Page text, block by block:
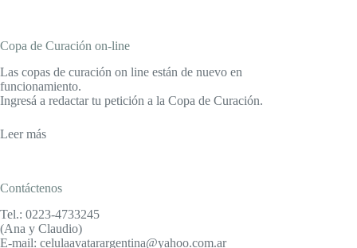
Copa de Curación on-line
Las copas de curación on line están de nuevo en
funcionamiento.
Ingresá a redactar tu petición a la Copa de Curación.
Leer más
Contáctenos
Tel.: 0223-4733245
(Ana y Claudio)
E-mail: celulaavatarargentina@yahoo.com.ar